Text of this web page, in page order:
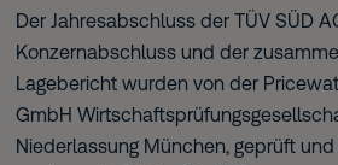
Der Jahresabschluss der TÜV SÜD
Konzernabschluss und der
Lagebericht wurden von der
GmbH
Niederlassung München, geprüft